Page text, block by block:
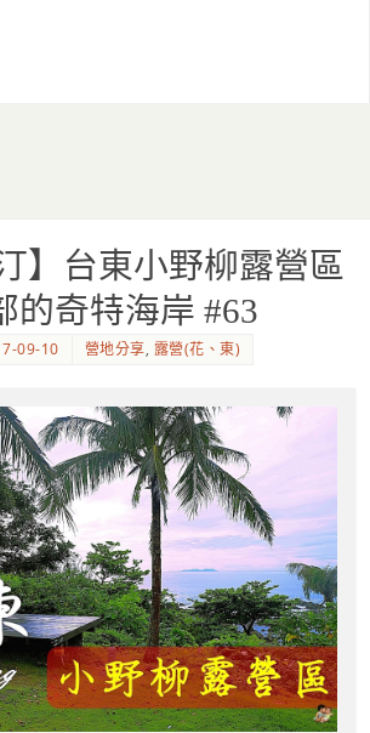
】台東小野柳露營區
的奇特海岸 #63
09-10 營地分享, 露營(花、東)